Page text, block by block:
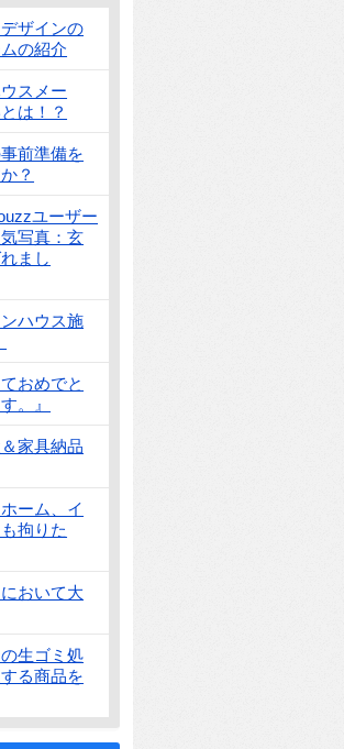
ザインの
の紹介
スメー
は！？
前準備を
？
ユーザー
写真：玄
まし
ンハウス施
おめでと
。』
＆家具納品
ホーム、イ
拘りた
において大
の生ゴミ処
る商品を